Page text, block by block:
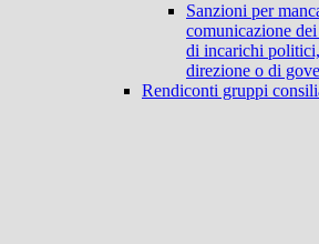
Sanzioni per
comunicazione
di incarichi
direzione o di
Rendiconti gruppi